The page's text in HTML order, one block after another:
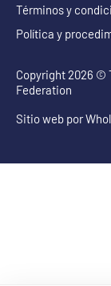
Términos y
Política y
Copyright 2026 ©
Federation
Sitio web por